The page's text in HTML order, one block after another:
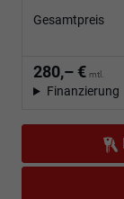
Gesamtpreis
280,– € mtl.
Finanzierung